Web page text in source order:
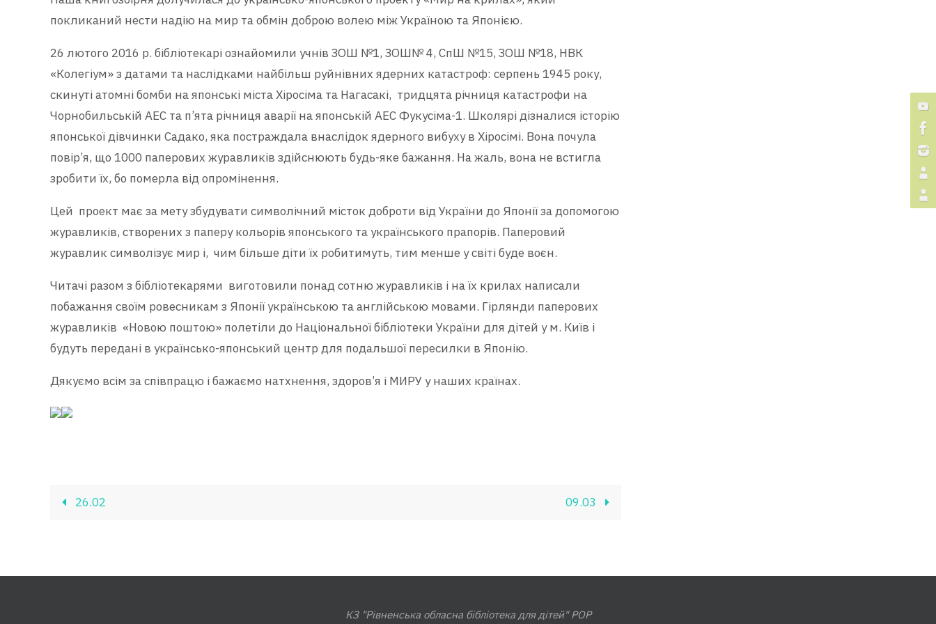
покликаний нести надію на мир та обмін доброю волею між Україною та Японією.
26 лютого 2016 р. бібліотекарі ознайомили учнів ЗОШ №1, ЗОШ№ 4, СпШ №15, ЗОШ №18, НВК
«Колегіум» з датами та наслідками найбільш руйнівних ядерних катастроф: серпень 1945 року,
скинуті атомні бомби на японські міста Хіросіма та Нагасакі, тридцята річниця катастрофи на
Чорнобильській АЕС та п’ята річниця аварії на японській АЕС Фукусіма-1. Школярі дізналися історію
японської дівчинки Садако, яка постраждала внаслідок ядерного вибуху в Хіросімі. Вона почула
повір’я, що 1000 паперових журавликів здійснюють будь-яке бажання. На жаль, вона не встигла
зробити їх, бо померла від опромінення.
Цей проект має за мету збудувати символічний місток доброти від України до Японії за допомогою
журавликів, створених з паперу кольорів японського та українського прапорів. Паперовий
журавлик символізує мир і, чим більше діти їх робитимуть, тим менше у світі буде воєн.
Читачі разом з бібліотекарями виготовили понад сотню журавликів і на їх крилах написали
побажання своїм ровесникам з Японії українською та англійською мовами. Гірлянди паперових
журавликів «Новою поштою» полетіли до Національної бібліотеки України для дітей у м. Київ і
будуть передані в українсько-японський центр для подальшої пересилки в Японію.
Дякуємо всім за співпрацю і бажаємо натхнення, здоров’я і МИРУ у наших країнах.
26.02 09.03
КЗ "Рівненська обласна бібліотека для дітей" РОР